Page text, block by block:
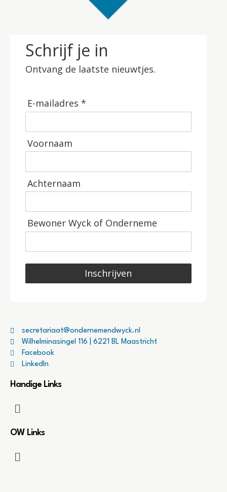
Schrijf je in
Ontvang de laatste nieuwtjes.
E-mailadres *
Voornaam
Achternaam
Bewoner Wyck of Onderneme
Inschrijven
secretariaat@ondernemendwyck.nl
Wilhelminasingel 116 | 6221 BL Maastricht
Facebook
LinkedIn
Handige Links
OW Links